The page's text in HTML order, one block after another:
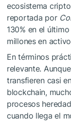
ecosistema
reportada por
130% en el
millones en
En términos
relevante.
transfieren casi
blockchain,
procesos
cuando llega el